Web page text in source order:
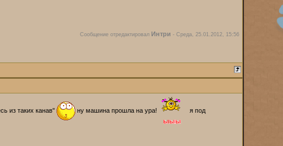
Сообщение отредактировал Интри - Среда, 25.01.2012, 15:56
из таких канав" ну машина прошла на ура! я под